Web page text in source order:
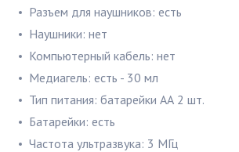
Разъем для наушников: есть
Наушники: нет
Компьютерный кабель: нет
Медиагель: есть - 30 мл
Тип питания: батарейки АА 2 шт.
Батарейки: есть
Частота ультразвука: 3 МГц